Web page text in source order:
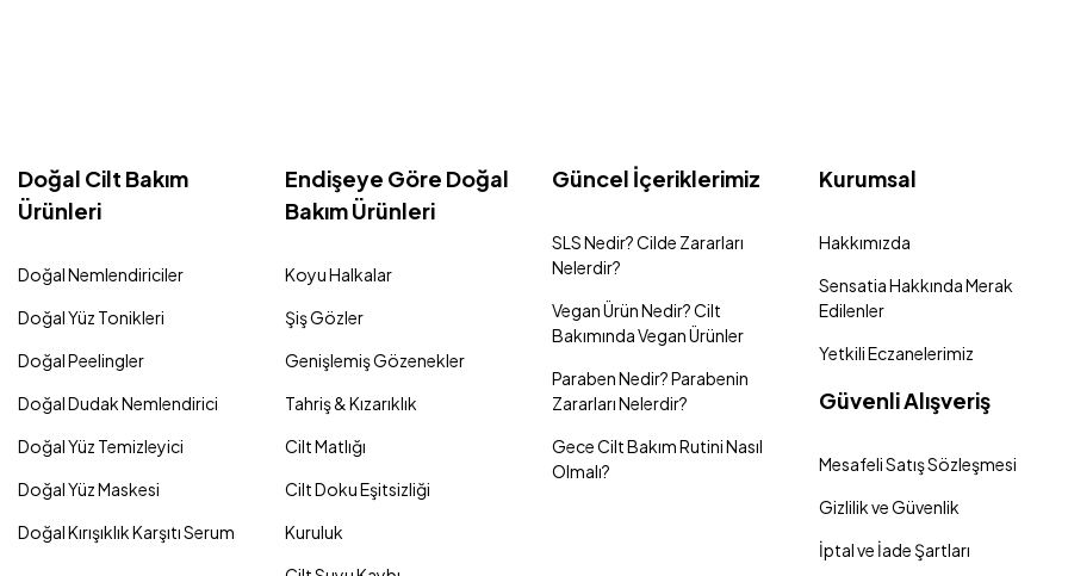
Doğal Cilt Bakım
Ürünleri
Doğal Nemlendiriciler
Doğal Yüz Tonikleri
Doğal Peelingler
Doğal Dudak Nemlendirici
Doğal Yüz Temizleyici
Doğal Yüz Maskesi
Doğal Kırışıklık Karşıtı Serum
Endişeye Göre Doğal
Bakım Ürünleri
Koyu Halkalar
Şiş Gözler
Genişlemiş Gözenekler
Tahriş & Kızarıklık
Cilt Matlığı
Cilt Doku Eşitsizliği
Kuruluk
Güncel İçeriklerimiz
SLS Nedir? Cilde Zararları
Nelerdir?
Vegan Ürün Nedir? Cilt
Bakımında Vegan Ürünler
Paraben Nedir? Parabenin
Zararları Nelerdir?
Gece Cilt Bakım Rutini Nasıl
Olmalı?
Kurumsal
Hakkımızda
Sensatia Hakkında Merak
Edilenler
Yetkili Eczanelerimiz
Güvenli Alışveriş
Mesafeli Satış Sözleşmesi
Gizlilik ve Güvenlik
İptal ve İade Şartları